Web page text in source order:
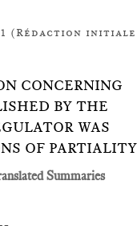
(Rédaction initiale
CONCERNING
BY THE
WAS
OF PARTIALITY
Summaries